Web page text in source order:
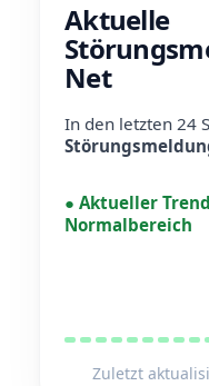
Aktuelle
Net
In den letzten 24
● Aktueller
Normalbereich
Zuletzt